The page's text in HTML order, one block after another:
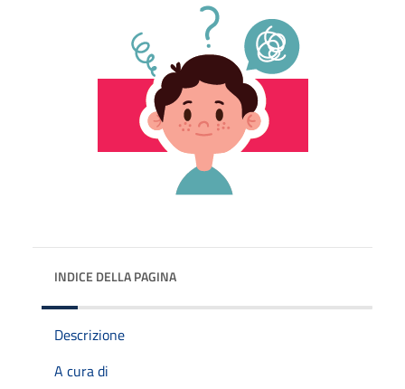
INDICE DELLA PAGINA
Descrizione
A cura di